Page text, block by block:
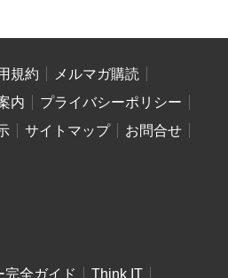
規約
メルマガ購読
内
プライバシーポリシー
サイトマップ
お問合せ
完全ガイド
Think IT